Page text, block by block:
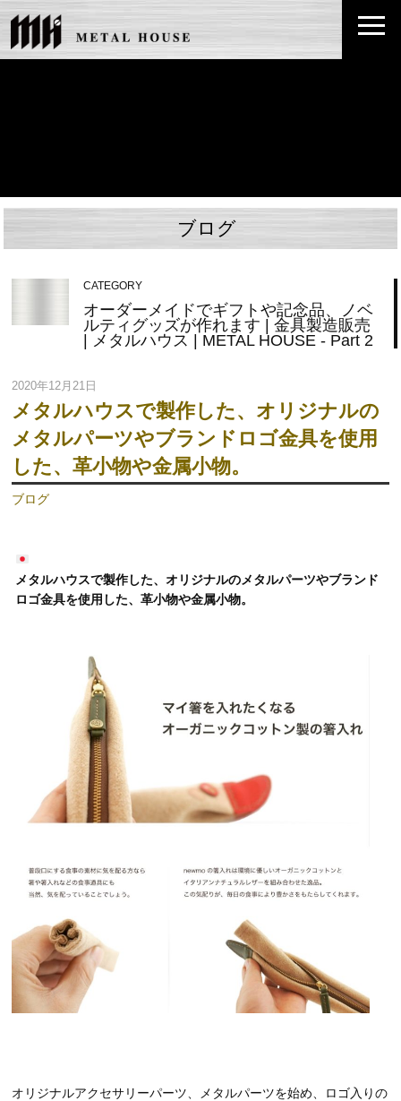
ブログ
CATEGORY
オーダーメイドでギフトや記念品、ノベ
ルティグッズが作れます | 金具製造販売
| メタルハウス | METAL HOUSE - Part 2
2020年12月21日
メタルハウスで製作した、オリジナルの
メタルパーツやブランドロゴ金具を使用
した、革小物や金属小物。
ブログ
メタルハウスで製作した、オリジナルのメタルパーツやブランド
ロゴ金具を使用した、革小物や金属小物。
オリジナルアクセサリーパーツ、メタルパーツを始め、ロゴ入りの